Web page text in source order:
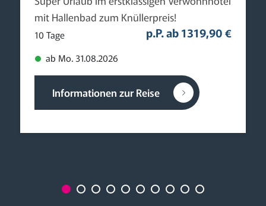
mit Hallenbad zum Knüllerpreis!
10 Tage
ab Mo. 31.08.2026
p.P. ab 1319,90 €
Informationen zur Reise